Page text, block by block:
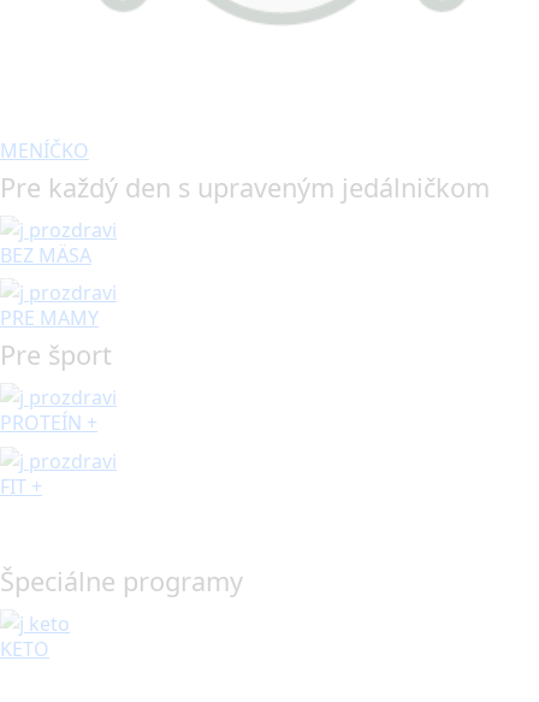
MENÍČKO
Pre každý den s upraveným jedálničkom
BEZ MÄSA
PRE MAMY
Pre šport
PROTEÍN +
FIT +
Špeciálne programy
KETO